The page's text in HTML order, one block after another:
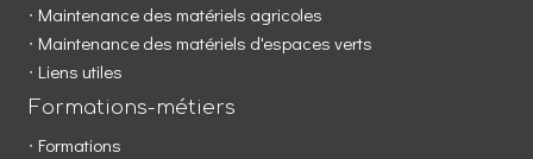
Maintenance des matériels agricoles
Maintenance des matériels d'espaces verts
Liens utiles
Formations-métiers
Formations